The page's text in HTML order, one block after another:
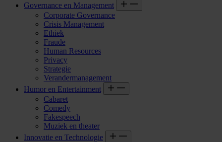
Governance en Management
Corporate Governance
Crisis Management
Ethiek
Fraude
Human Resources
Privacy
Strategie
Verandermanagement
Humor en Entertainment
Cabaret
Comedy
Fakespeech
Muziek en theater
Innovatie en Technologie